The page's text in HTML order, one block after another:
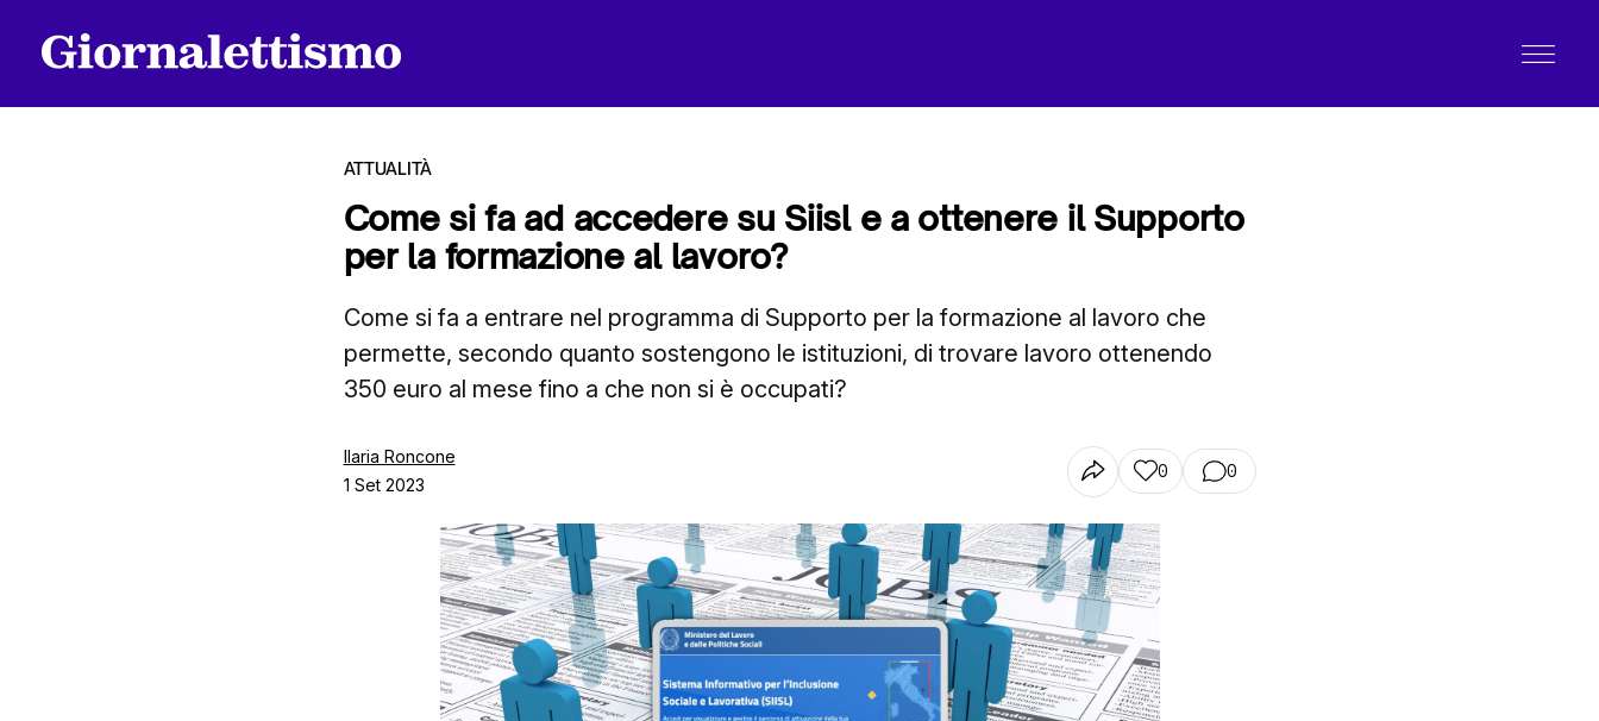
ATTUALITÀ
Come si fa ad accedere su Siisl e a ottenere il Supporto
per la formazione al lavoro?
Come si fa a entrare nel programma di Supporto per la formazione al lavoro che
permette, secondo quanto sostengono le istituzioni, di trovare lavoro ottenendo
350 euro al mese fino a che non si è occupati?
Ilaria Roncone
1 Set 2023
0 0